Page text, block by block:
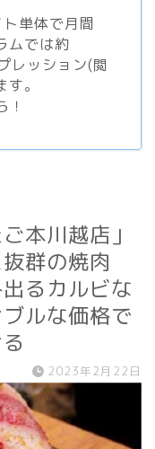
単体で月間
ムでは約
レッション(閲
。
本川越店」
群の焼肉
るカルビな
ルな価格で
2023年2月22日